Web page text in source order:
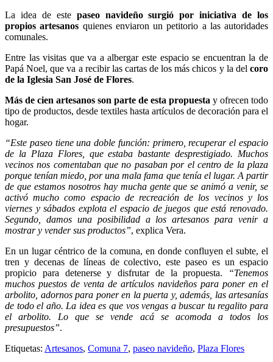
La idea de este paseo navideño surgió por iniciativa de los
propios artesanos quienes enviaron un petitorio a las autoridades
comunales.
Entre las visitas que va a albergar este espacio se encuentran la de
Papá Noel, que va a recibir las cartas de los más chicos y la del coro
de la Iglesia San José de Flores.
Más de cien artesanos son parte de esta propuesta y ofrecen todo
tipo de productos, desde textiles hasta artículos de decoración para el
hogar.
“Este paseo tiene una doble función: primero, recuperar el espacio
de la Plaza Flores, que estaba bastante desprestigiado. Muchos
vecinos nos comentaban que no pasaban por el centro de la plaza
porque tenían miedo, por una mala fama que tenía el lugar. A partir
de que estamos nosotros hay mucha gente que se animó a venir, se
activó mucho como espacio de recreación de los vecinos y los
viernes y sábados explota el espacio de juegos que está renovado.
Segundo, damos una posibilidad a los artesanos para venir a
mostrar y vender sus productos”, explica Vera.
En un lugar céntrico de la comuna, en donde confluyen el subte, el
tren y decenas de líneas de colectivo, este paseo es un espacio
propicio para detenerse y disfrutar de la propuesta.
“Tenemos
muchos puestos de venta de artículos navideños para poner en el
arbolito, adornos para poner en la puerta y, además, las artesanías
de todo el año. La idea es que vos vengas a buscar tu regalito para
el arbolito. Lo que se vende acá se acomoda a todos los
presupuestos”.
Etiquetas: Artesanos, Comuna 7, paseo navideño, Plaza Flores